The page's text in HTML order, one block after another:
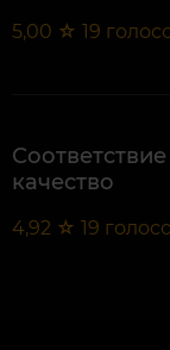
5,00 ☆ 19
качество
4,92 ☆ 19